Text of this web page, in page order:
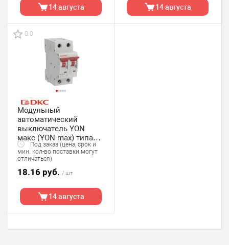
14 августа 14 августа
0.0
Модульный
автоматический
выключатель YON
макс (YON max) типа
MD63, 2 полюс,хар-ка C,
6А, 4,5кА DKC
Под заказ (цена, срок и
мин. кол-во поставки могут
отличаться)
18.16 руб. / шт
14 августа